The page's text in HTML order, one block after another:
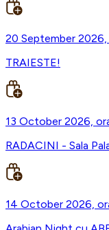
20 September 2026,
TRAIESTE!
13 October 2026,
RADACINI - Sala
14 October 2026,